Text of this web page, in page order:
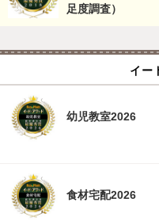
足度調査）
イー
幼児教室2026
食材宅配2026